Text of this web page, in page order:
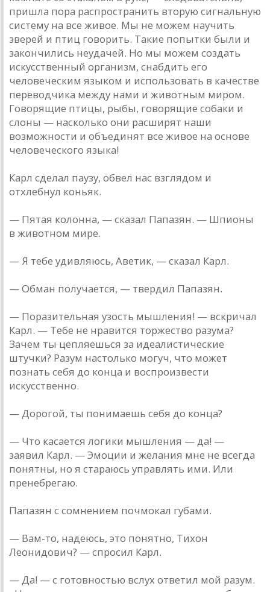
пришла пора распространить вторую сигнальную
систему на все живое. Мы не можем научить
зверей и птиц говорить. Такие попытки были и
закончились неудачей. Но мы можем создать
искусственный организм, снабдить его
человеческим языком и использовать в качестве
переводчика между нами и животным миром.
Говорящие птицы, рыбы, говорящие собаки и
слоны — насколько они расширят наши
возможности и объединят все живое на основе
человеческого языка!
Карл сделал паузу, обвел нас взглядом и
отхлебнул коньяк.
— Пятая колонна, — сказал Папазян. — Шпионы
в животном мире.
— Я тебе удивляюсь, Аветик, — сказал Карл.
— Обман получается, — твердил Папазян.
— Поразительная узость мышления! — вскричал
Карл. — Тебе не нравится торжество разума?
Зачем ты цепляешься за идеалистические
штучки? Разум настолько могуч, что может
познать себя до конца и воспроизвести
искусственно.
— Дорогой, ты понимаешь себя до конца?
— Что касается логики мышления — да! —
заявил Карл. — Эмоции и желания мне не всегда
понятны, но я стараюсь управлять ими. Или
пренебрегаю.
Папазян с сомнением почмокал губами.
— Вам-то, надеюсь, это понятно, Тихон
Леонидович? — спросил Карл.
— Да! — с готовностью вслух ответил мой разум.